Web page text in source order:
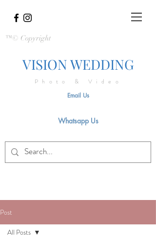
™© Copyright
VISION WEDDING
Photo & Video
Email Us
Whatsapp Us
Post
All Posts